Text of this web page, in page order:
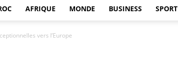
AFRIQUE MONDE BUSINESS SPORT
vers l’Europe